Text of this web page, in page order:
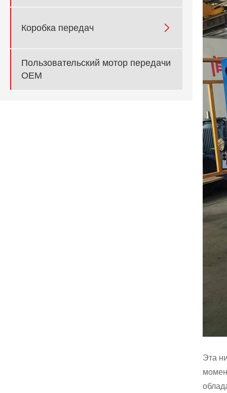
Коробка передач 
Пользовательский мотор передачи
OEM
Эта